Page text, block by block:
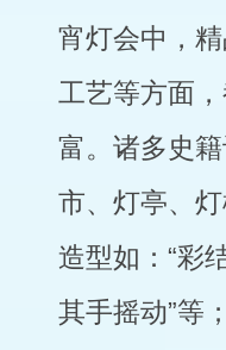
宵灯会中，
工艺等方面
富。诸多史
市、灯亭、
造型如：“彩
其手摇动”等